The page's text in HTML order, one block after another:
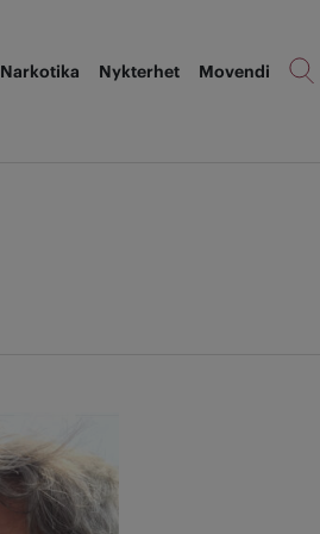
Narkotika Nykterhet Movendi